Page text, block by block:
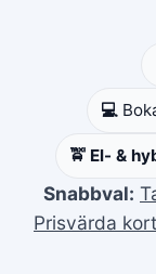
💻
🚖 El- &
Snabbval:
Prisvärda